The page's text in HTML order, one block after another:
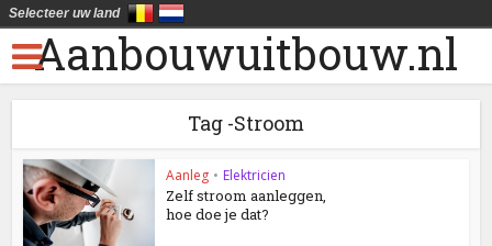
Aanbouwuitbouw.nl
Tag -Stroom
Aanleg • Elektricien
Zelf stroom aanleggen,
hoe doe je dat?
Selecteer uw land